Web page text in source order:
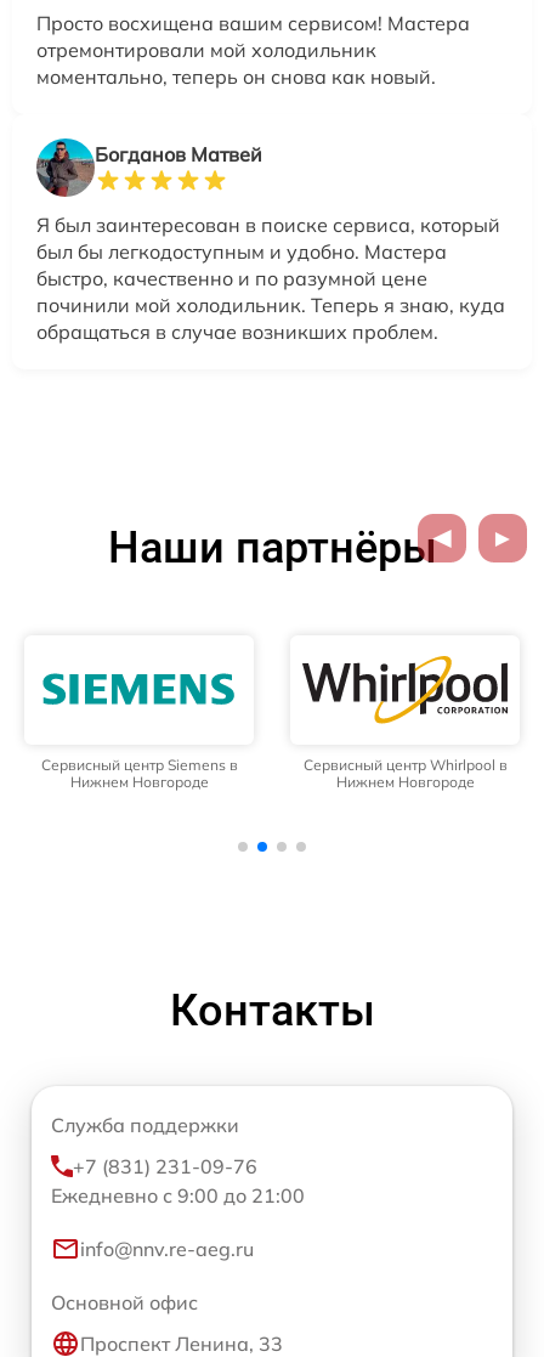
Просто восхищена вашим сервисом! Мастера
отремонтировали мой холодильник
моментально, теперь он снова как новый.
Богданов Матвей
Я был заинтересован в поиске сервиса, который
был бы легкодоступным и удобно. Мастера
быстро, качественно и по разумной цене
починили мой холодильник. Теперь я знаю, куда
обращаться в случае возникших проблем.
Наши партнёры
Сервисный центр Siemens в
Нижнем Новгороде
Сервисный центр Whirlpool в
Нижнем Новгороде
Контакты
Служба поддержки
+7 (831) 231-09-76
Ежедневно с 9:00 до 21:00
info@nnv.re-aeg.ru
Основной офис
Проспект Ленина, 33